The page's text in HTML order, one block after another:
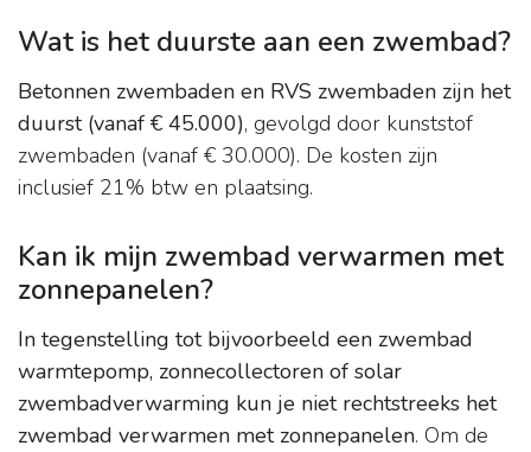
Wat is het duurste aan een zwembad?
Betonnen zwembaden en RVS zwembaden zijn het
duurst (vanaf € 45.000), gevolgd door kunststof
zwembaden (vanaf € 30.000). De kosten zijn
inclusief 21% btw en plaatsing.
Kan ik mijn zwembad verwarmen met
zonnepanelen?
In tegenstelling tot bijvoorbeeld een zwembad
warmtepomp, zonnecollectoren of solar
zwembadverwarming kun je niet rechtstreeks het
zwembad verwarmen met zonnepanelen. Om de